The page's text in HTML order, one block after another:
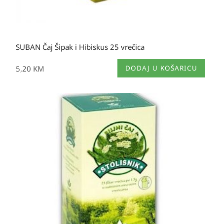
SUBAN Čaj Šipak i Hibiskus 25 vrečica
5,20 KM DODAJ U KOŠARICU